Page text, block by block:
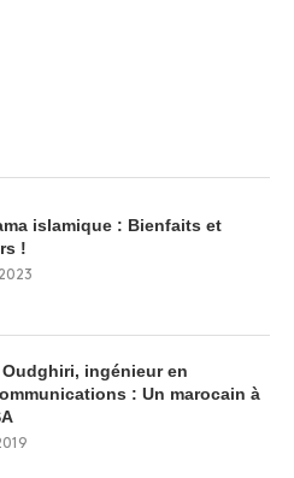
islamique : Bienfaits et
!
Oudghiri, ingénieur en
: Un marocain à